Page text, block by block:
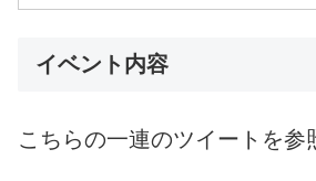
イベント内容
こちらの一連のツイートを参